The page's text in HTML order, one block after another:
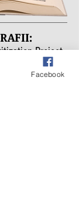
Project,
Facebook